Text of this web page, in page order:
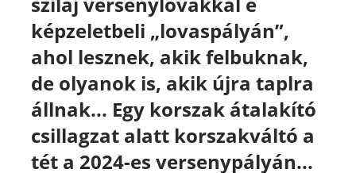
képzeletbeli „lovaspályán”,
ahol lesznek, akik felbuknak,
de olyanok is, akik újra taplra
állnak... Egy korszak átalakító
csillagzat alatt korszakváltó a
tét a 2024-es versenypályán...